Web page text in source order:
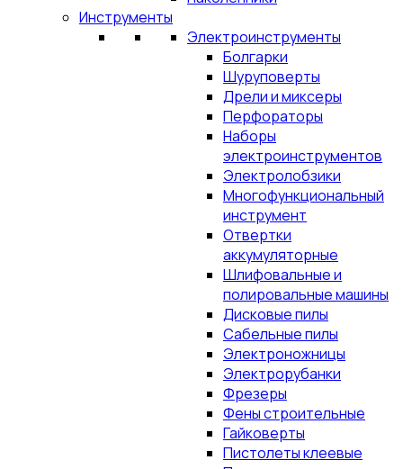
Инструменты
Электроинструменты
Болгарки
Шуруповерты
Дрели и миксеры
Перфораторы
Наборы
электроинструментов
Электролобзики
Многофункциональный
инструмент
Отвертки
аккумуляторные
Шлифовальные и
полировальные машины
Дисковые пилы
Сабельные пилы
Электроножницы
Электрорубанки
Фрезеры
Фены строительные
Гайковерты
Пистолеты клеевые